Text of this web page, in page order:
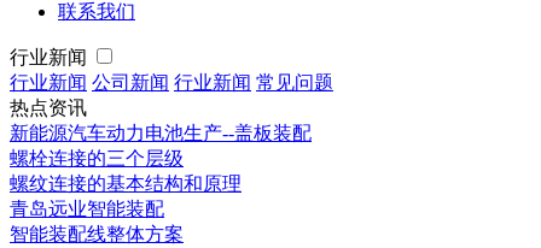
联系我们
行业新闻
行业新闻 公司新闻 行业新闻 常见问题
热点资讯
新能源汽车动力电池生产--盖板装配
螺栓连接的三个层级
螺纹连接的基本结构和原理
青岛远业智能装配
智能装配线整体方案